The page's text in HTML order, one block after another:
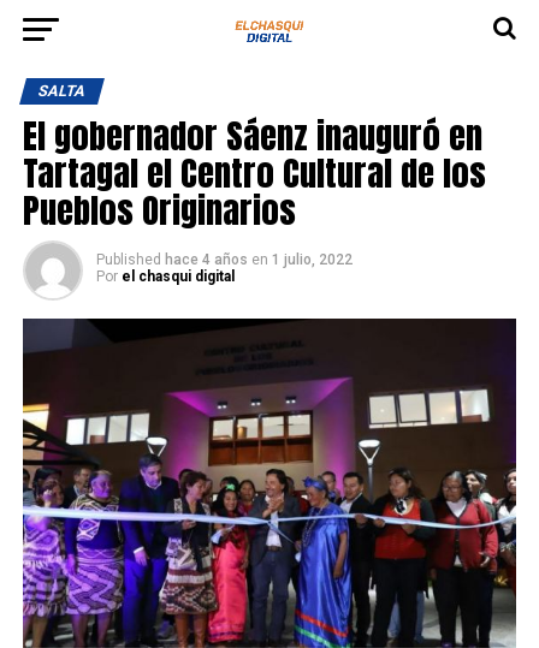
SALTA
El gobernador Sáenz inauguró en
Tartagal el Centro Cultural de los
Pueblos Originarios
Published hace 4 años en 1 julio, 2022
Por el chasqui digital